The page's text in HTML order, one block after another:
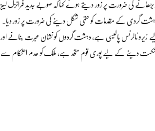
کی ضرورت پر زور دیتے ہوئے کہا کہ صوبے جدید فرانزک لیبز
گردی کے مقدمات کو حتمی شکل دینے کی ضرورت پر زور دیا۔
زیرو ٹالرنس پالیسی ہے، دہشت گردوں کو نشان عبرت بنانے اور
شکست دینے کے لیے پوری قوم متحد ہے، ملک کو عدم استحکام سے